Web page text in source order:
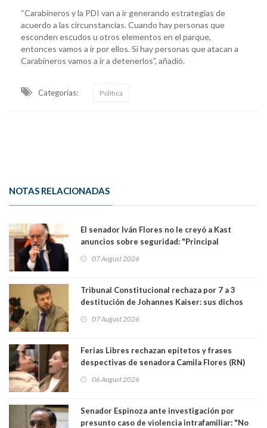
“Carabineros y la PDI van a ir generando estrategias de
acuerdo a las circunstancias. Cuando hay personas que
esconden escudos u otros elementos en el parque,
entonces vamos a ir por ellos. Si hay personas que atacan a
Carabineros vamos a ir a detenerlos”, añadió.
Categorias: Política
NOTAS RELACIONADAS
El senador Iván Flores no le creyó a Kast
anuncios sobre seguridad: "Principal
perseguir ruta del dinero y levantar secreto
07 August 2026
Tribunal Constitucional rechaza por 7 a 3
destitución de Johannes Kaiser: sus dichos
justicia constitucional porque no es diputado
07 August 2026
Ferias Libres rechazan epítetos y frases
despectivas de senadora Camila Flores (RN)
06 August 2026
Senador Espinoza ante investigación por
presunto caso de violencia intrafamiliar: "No